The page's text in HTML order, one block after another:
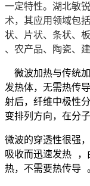
一定特性。湖北敏
术，其应用领域包
状、片状、条状、
、农产品、陶瓷、
微波加热与传统
发热体，无需热传
射后，纤维中极性
变排列方向，在分
微波的穿透性很强
吸收而迅速发热
，
热，不需要热传导